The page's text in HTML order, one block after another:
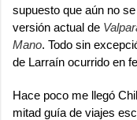
supuesto que aún no
versión actual de
Mano. Todo sin
de Larraín ocurrido en
Hace poco me llegó
mitad guía de viajes